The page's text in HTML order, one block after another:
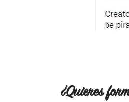
¿Quieres